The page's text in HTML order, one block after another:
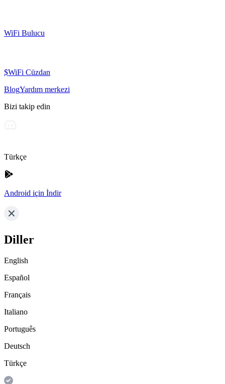
WiFi Bulucu
$WiFi Cüzdan
BlogYardım merkezi
Bizi takip edin
Türkçe
Android için İndir
Diller
English
Español
Français
Italiano
Português
Deutsch
Türkçe